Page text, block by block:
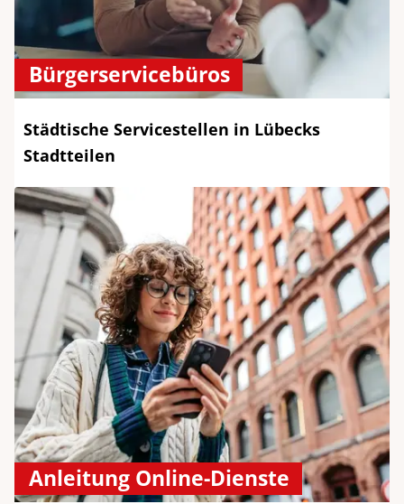
Bürgerservicebüros
Städtische Servicestellen in Lübecks
Stadtteilen
Anleitung Online-Dienste